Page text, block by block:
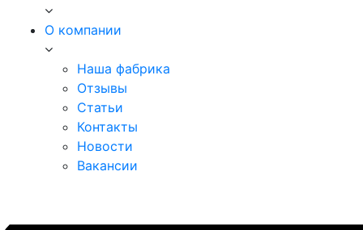
О компании
Наша фабрика
Отзывы
Статьи
Контакты
Новости
Вакансии